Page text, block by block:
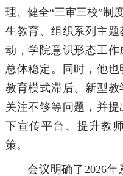
理、健全“三审三校”制
生教育、组织系列主
动，学院意识形态工
总体稳定。同时，他
教育模式滞后、新型
关注不够等问题，并
下宣传平台、提升教
策。
会议明确了2026年